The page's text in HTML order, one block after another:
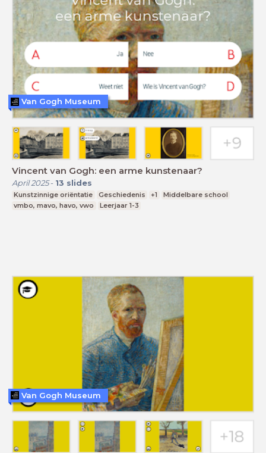
Vincent van Gogh: een arme kunstenaar?
April 2025- 13 slides
Kunstzinnige oriëntatie Geschiedenis +1
Middelbare school
vmbo, mavo, havo, vwo
Leerjaar 1-3
Van Gogh Museum
Van Gogh Museum